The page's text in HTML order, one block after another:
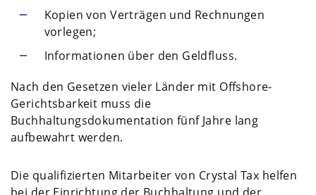
Kopien von Verträgen und Rechnungen
vorlegen;
Informationen über den Geldfluss.
Nach den Gesetzen vieler Länder mit Offshore-
Gerichtsbarkeit muss die
Buchhaltungsdokumentation fünf Jahre lang
aufbewahrt werden.
Die qualifizierten Mitarbeiter von Crystal Tax helfen